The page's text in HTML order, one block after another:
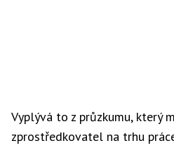
Vyplývá to z průzkumu, který
zprostředkovatel na trhu